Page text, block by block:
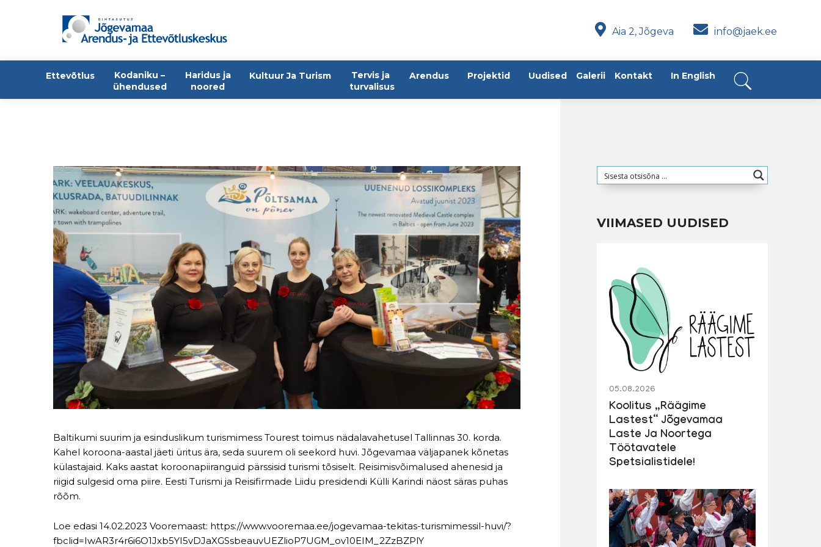
Aia 2, Jõgeva info@jaek.ee
Ettevõtlus
Kodaniku –
ühendused
Haridus ja
noored
Kultuur Ja Turism
Tervis ja
turvalisus
Arendus Projektid Uudised Galerii Kontakt In English
Baltikumi suurim ja esinduslikum turismimess Tourest toimus nädalavahetusel Tallinnas 30. korda.
Kahel koroona-aastal jäeti üritus ära, seda suurem oli seekord huvi. Jõgevamaa väljapanek kõnetas
külastajaid. Kaks aastat koroonapiiranguid pärssisid turismi tõsiselt. Reisimisvõimalused ahenesid ja
riigid sulgesid oma piire. Eesti Turismi ja Reisifirmade Liidu presidendi Külli Karindi näost säras puhas
rõõm.
Loe edasi 14.02.2023 Vooremaast: https://www.vooremaa.ee/jogevamaa-tekitas-turismimessil-huvi/?
fbclid=IwAR3r4r6i6O1Jxb5YI5vDJaXGSsbeauvUEZlioP7UGM_ov10EIM_2ZzBZPlY
VIIMASED UUDISED
05.08.2026
Koolitus „Räägime
Lastest“ Jõgevamaa
Laste Ja Noortega
Töötavatele
Spetsialistidele!